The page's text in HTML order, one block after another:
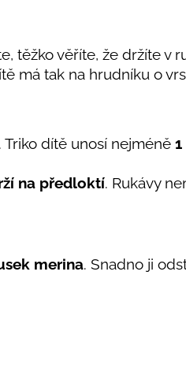
těžko věříte, že držíte v
má tak na hrudníku o
dítě unosí nejméně 1
na předloktí. Rukávy
merina. Snadno ji